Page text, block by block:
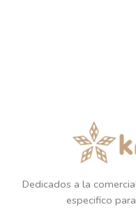
Dedicados a la
especifico